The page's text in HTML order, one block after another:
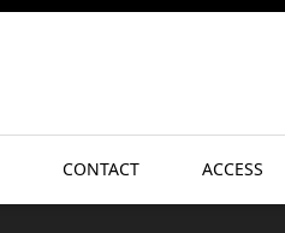
CONTACT ACCESS